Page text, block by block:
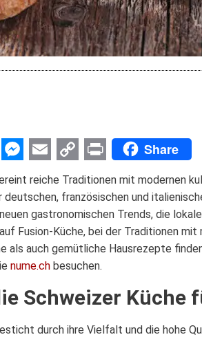
Messenger
Email
Copy
Link
Print
Share
reiche Traditionen mit modernen
deutschen, französischen und
gastronomischen Trends, die
Fusion-Küche, bei der Traditionen
als auch gemütliche Hausrezepte
nume.ch besuchen.
Schweizer Küche
durch ihre Vielfalt und die hohe